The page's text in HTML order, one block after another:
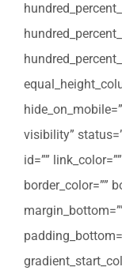
visibility”
id=””
border_color=””